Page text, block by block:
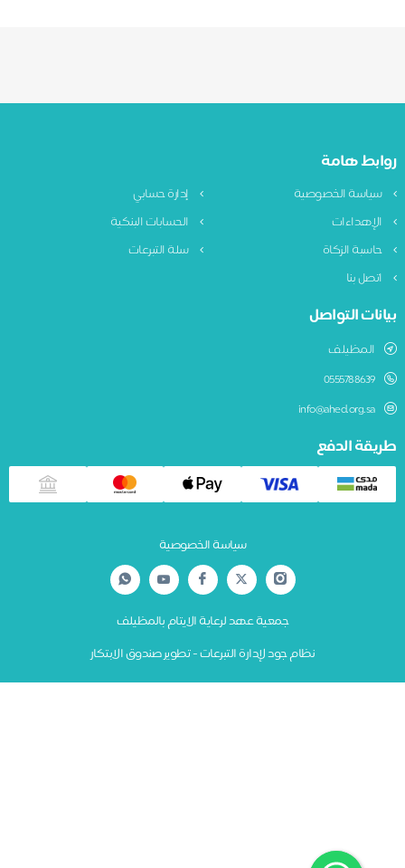
هامة
الخصوصية
إدارة حسابي
الحسابات البنكية
الزكاة
سلة التبرعات
بنا
التواصل
المظيلف
0555788639
info@ahed.org.sa
الدفع
سياسة الخصوصية
جمعية عهد لرعاية الايتام بالمظيلف
نظام جود لإدارة التبرعات - تطوير صندوق الابتكار